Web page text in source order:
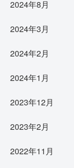
2024年8月
2024年3月
2024年2月
2024年1月
2023年12月
2023年2月
2022年11月